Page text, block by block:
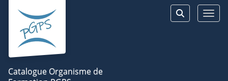
Aller au menu principal
Aller au contenu principal
Personnaliser l'interface
Catalogue Organisme de